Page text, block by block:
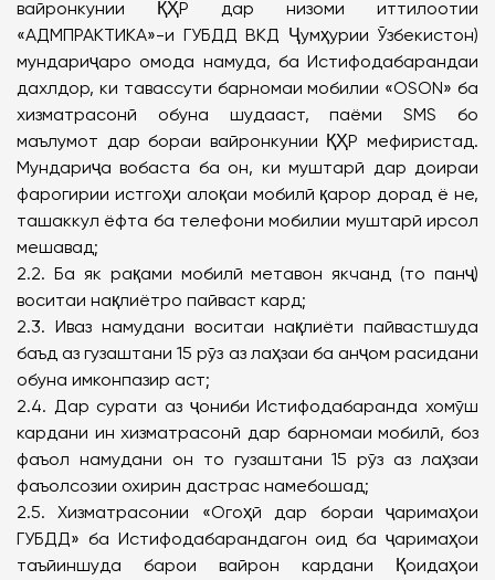
вайронкунии ҚҲР дар низоми иттилоотии
«АДМПРАКТИКА»-и ГУБДД ВКД Ҷумҳурии Ӯзбекистон)
мундариҷаро омода намуда, ба Истифодабарандаи
дахлдор, ки тавассути барномаи мобилии «OSON» ба
хизматрасонӣ обуна шудааст, паёми SMS бо
маълумот дар бораи вайронкунии ҚҲР мефиристад.
Мундариҷа вобаста ба он, ки муштарӣ дар доираи
фарогирии истгоҳи алоқаи мобилӣ қарор дорад ё не,
ташаккул ёфта ба телефони мобилии муштарӣ ирсол
мешавад;
2.2. Ба як рақами мобилӣ метавон якчанд (то панҷ)
воситаи нақлиётро пайваст кард;
2.3. Иваз намудани воситаи нақлиёти пайвастшуда
баъд аз гузаштани 15 рӯз аз лаҳзаи ба анҷом расидани
обуна имконпазир аст;
2.4. Дар сурати аз ҷониби Истифодабаранда хомӯш
кардани ин хизматрасонӣ дар барномаи мобилӣ, боз
фаъол намудани он то гузаштани 15 рӯз аз лаҳзаи
фаъолсозии охирин дастрас намебошад;
2.5. Хизматрасонии «Огоҳӣ дар бораи ҷаримаҳои
ГУБДД» ба Истифодабарандагон оид ба ҷаримаҳои
таъйиншуда барои вайрон кардани Қоидаҳои